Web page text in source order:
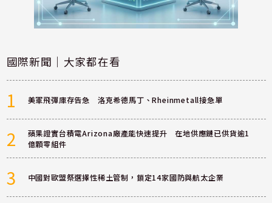
國際新聞｜大家都在看
1 美軍飛彈庫存告急 洛克希德馬丁、Rheinmetall接急單
2
蘋果證實台積電Arizona廠產能快速提升 在地供應鏈已供貨逾1
億顆零組件
3 中國對歐盟祭選擇性稀土管制，鎖定14家國防與航太企業